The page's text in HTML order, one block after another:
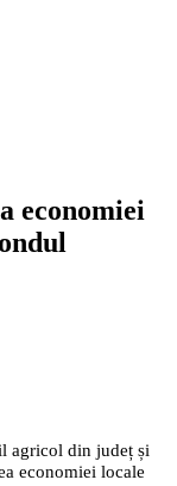
economiei
agricol din județ și
economiei locale